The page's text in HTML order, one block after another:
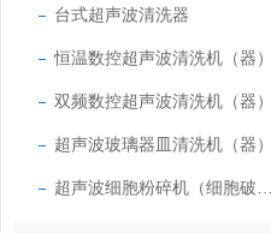
台式超声波清洗器
恒温数控超声波清洗机（器）
双频数控超声波清洗机（器）
超声波玻璃器皿清洗机（器）